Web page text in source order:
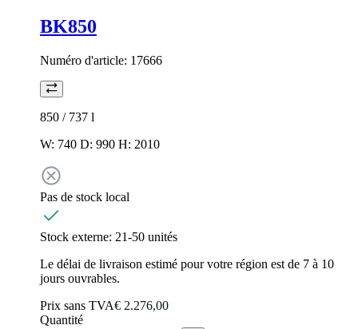
BK850
Numéro d'article: 17666
850 / 737 l
W: 740 D: 990 H: 2010
Pas de stock local
Stock externe: 21-50 unités
Le délai de livraison estimé pour votre région est de 7 à 10
jours ouvrables.
Prix sans TVA€ 2.276,00
Quantité